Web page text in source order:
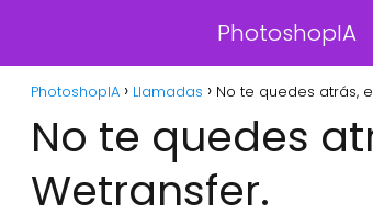
PhotoshopIA
PhotoshopIA Llamadas No te quedes atrás,
No te quedes
Wetransfer.